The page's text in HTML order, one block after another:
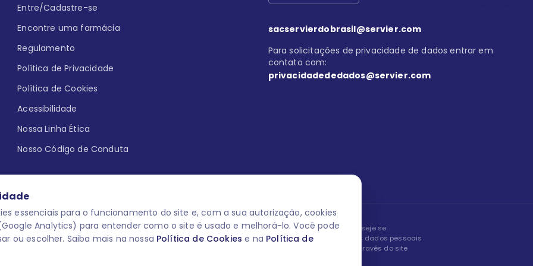
essenciais para o funcionamento do site e, com a sua autorização, cookies
Analytics) para entender como o site é usado e melhorá-lo. Você pode
ou escolher. Saiba mais na nossa Política de Cookies e na Política de
Entre/Cadastre-se
Encontre uma farmácia
Regulamento
Política de Privacidade
Política de Cookies
Acessibilidade
Nossa Linha Ética
Nosso Código de Conduta
sacservierdobrasil@servier.com
Para solicitações de privacidade de dados entrar em
contato com:
privacidadededados@servier.com
aqui uma reação adversa com
para o público leigo e para os
medicamentos. M-AS ONE-
O laboratório Servier do Brasil respeita os seus dados! Caso deseje se
descredenciar do Programa e apagar, editar ou corrigir os seus dados pessoais
você pode fazê-lo a qualquer momento entrando em contato através do site